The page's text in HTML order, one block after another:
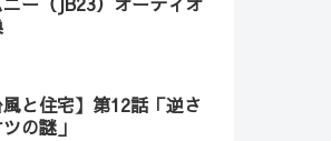
風と住宅】第12話「逆さ
の謎」